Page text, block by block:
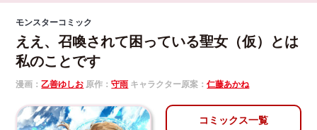
モンスターコミック
ええ、召喚されて困っている聖女（仮）とは
私のことです
漫画：乙善ゆしお 原作：守雨 キャラクター原案：仁藤あかね
コミックス一覧